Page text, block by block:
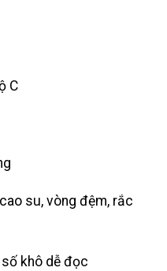
C
su, vòng đệm, rắc
khô dễ đọc